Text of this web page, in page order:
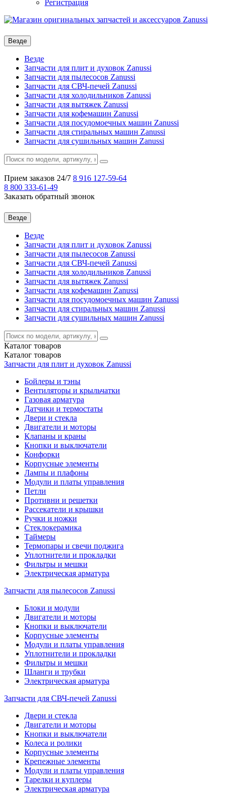
Регистрация
Везде
Везде
Запчасти для плит и духовок Zanussi
Запчасти для пылесосов Zanussi
Запчасти для СВЧ-печей Zanussi
Запчасти для холодильников Zanussi
Запчасти для вытяжек Zanussi
Запчасти для кофемашин Zanussi
Запчасти для посудомоечных машин Zanussi
Запчасти для стиральных машин Zanussi
Запчасти для сушильных машин Zanussi
Прием заказов 24/7 8 916 127-59-64
8 800 333-61-49
Заказать обратный звонок
Везде
Везде
Запчасти для плит и духовок Zanussi
Запчасти для пылесосов Zanussi
Запчасти для СВЧ-печей Zanussi
Запчасти для холодильников Zanussi
Запчасти для вытяжек Zanussi
Запчасти для кофемашин Zanussi
Запчасти для посудомоечных машин Zanussi
Запчасти для стиральных машин Zanussi
Запчасти для сушильных машин Zanussi
Каталог товаров
Каталог товаров
Запчасти для плит и духовок Zanussi
Бойлеры и тэны
Вентиляторы и крыльчатки
Газовая арматура
Датчики и термостаты
Двери и стекла
Двигатели и моторы
Клапаны и краны
Кнопки и выключатели
Конфорки
Корпусные элементы
Лампы и плафоны
Модули и платы управления
Петли
Противни и решетки
Рассекатели и крышки
Ручки и ножки
Стеклокерамика
Таймеры
Термопары и свечи поджига
Уплотнители и прокладки
Фильтры и мешки
Электрическая арматура
Запчасти для пылесосов Zanussi
Блоки и модули
Двигатели и моторы
Кнопки и выключатели
Корпусные элементы
Модули и платы управления
Уплотнители и прокладки
Фильтры и мешки
Шланги и трубки
Электрическая арматура
Запчасти для СВЧ-печей Zanussi
Двери и стекла
Двигатели и моторы
Кнопки и выключатели
Колеса и ролики
Корпусные элементы
Крепежные элементы
Модули и платы управления
Тарелки и куплеры
Электрическая арматура